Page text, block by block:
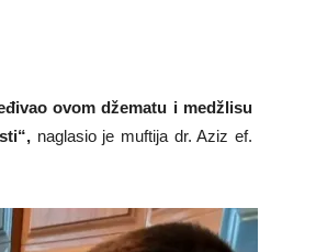
ovom džematu i medžlisu
naglasio je muftija dr. Aziz ef.